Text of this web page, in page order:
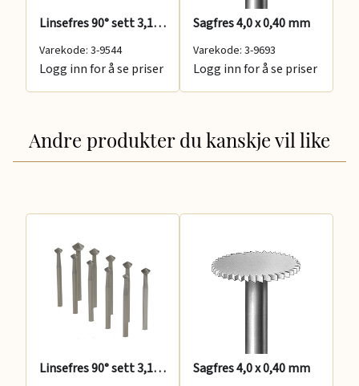
Linsefres 90° sett 3,1-7,0 mm 11 pcs
Varekode: 3-9544
Logg inn for å se priser
Sagfres 4,0 x 0,40 mm
Varekode: 3-9693
Logg inn for å se priser
Andre produkter du kanskje vil like
Linsefres 90° sett 3,1-7,0 mm 11 pcs Sagfres 4,0 x 0,40 mm